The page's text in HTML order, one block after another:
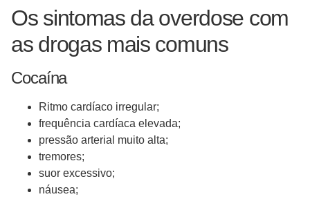
Os sintomas da overdose com
as drogas mais comuns
Cocaína
Ritmo cardíaco irregular;
frequência cardíaca elevada;
pressão arterial muito alta;
tremores;
suor excessivo;
náusea;